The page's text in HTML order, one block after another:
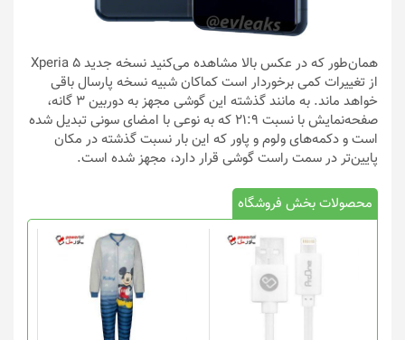
همان‌طور که در عکس بالا مشاهده می‌کنید نسخه جدید Xperia 5
از تغییرات کمی برخوردار است کماکان شبیه نسخه پارسال باقی
خواهد ماند. به مانند گذشته این گوشی مجهز به دوربین 3 گانه،
صفحه‌نمایش با نسبت 21:9 که به نوعی با امضای سونی تبدیل شده
است و دکمه‌های ولوم و پاور که این بار نسبت گذشته در مکان
پایین‌تر در سمت راست گوشی قرار دارد، مجهز شده است.
محصولات بخش فروشگاه